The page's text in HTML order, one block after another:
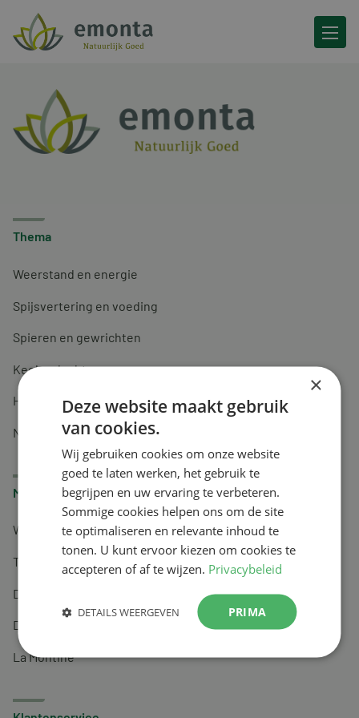
Ga naar de inhoud
Thema
Weerstand en energie
Spijsvertering en voeding
Spieren en gewrichten
Keel en luchtwegen
Huidverzorging
Nachtrust
Merken
Wapiti
Tai-Ginseng
Dermagíq
Draisma
La Montine
×
Deze website maakt gebruik
van cookies.
Wij gebruiken cookies om onze website
goed te laten werken, het gebruik te
begrijpen en uw ervaring te verbeteren.
Sommige cookies helpen ons om de site
te optimaliseren en relevante inhoud te
tonen. U kunt ervoor kiezen om cookies te
accepteren of af te wijzen. Privacybeleid
PRIMA
DETAILS WEERGEVEN